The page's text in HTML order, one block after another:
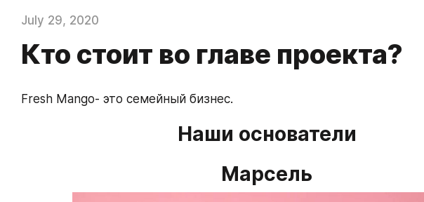
July 29, 2020
Кто стоит во главе проекта?
Fresh Mango- это семейный бизнес.
Наши основатели
Марсель